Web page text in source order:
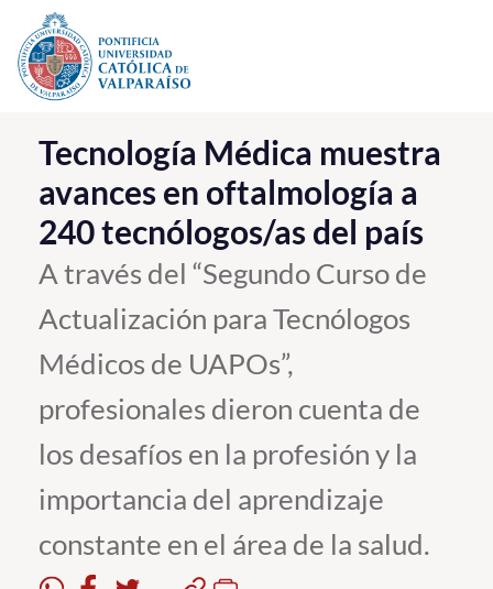
Click acá para ir directamente al contenido
La Universidad
Investigación, Creación e Innovación
PUCV Internacional
Vinculación con el Medio
Admisión
Estudiantes
Tecnología Médica muestra
avances en oftalmología a
240 tecnólogos/as del país
A través del “Segundo Curso de
Actualización para Tecnólogos
Médicos de UAPOs”,
profesionales dieron cuenta de
los desafíos en la profesión y la
importancia del aprendizaje
constante en el área de la salud.